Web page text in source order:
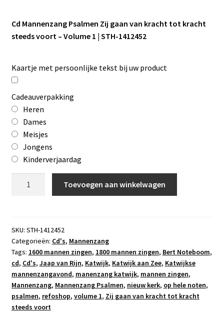
Cd Mannenzang Psalmen Zij gaan van kracht tot kracht
steeds voort – Volume 1 | STH-1412452
Kaartje met persoonlijke tekst bij uw product
Cadeauverpakking
Heren
Dames
Meisjes
Jongens
Kinderverjaardag
gaan
van
kracht
tot
kracht
steeds
voort
Toevoegen aan winkelwagen
SKU: STH-1412452
Categorieën: Cd's, Mannenzang
Tags: 1600 mannen zingen, 1800 mannen zingen, Bert Noteboom,
cd, Cd's, Jaap van Rijn, Katwijk, Katwijk aan Zee, Katwijkse
mannenzangavond, manenzang katwijk, mannen zingen,
Mannenzang, Mannenzang Psalmen, nieuw kerk, op hele noten,
psalmen, refoshop, volume 1, Zij gaan van kracht tot kracht
steeds voort